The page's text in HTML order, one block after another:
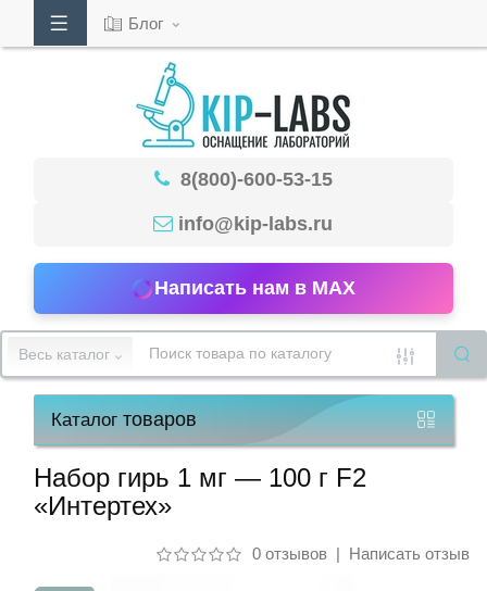
53-
15
работы
Блог
8(800)-600-53-15
info@kip-labs.ru
Написать нам в MAX
Весь каталог
Каталогтоваров
Набор гирь 1 мг — 100 г F2
«Интертех»
0 отзывов| Написать отзыв